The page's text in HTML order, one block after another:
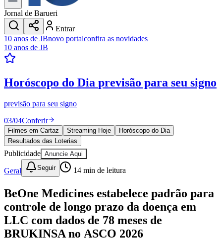
Dia a Dia & Lazer
Transportes
Gastronomia
Cinema & Shows
JogosNovo
Para Sua Empresa
Anuncie no Portal
Cadastrar Empresa
Divulgar Vagas
Publicidade Legal
Política
Eleições
Esportes
Saúde
Segurança
Cultura
Meio Ambiente
Obras
Educação
Bairros de Barueri
Selecione sua região Para notícias da sua região
Jornal de Barueri
Entrar
10 anos de JBnovo portalconfira as novidades
10 anos de JB
Horóscopo do Dia previsão para seu signo
previsão para seu signo
03/04Conferir
Filmes em Cartaz Streaming Hoje
Horóscopo do Dia
Resultados das Loterias
Publicidade Anuncie Aqui
Geral Seguir 14 min de leitura
BeOne Medicines estabelece padrão para
controle de longo prazo da doença em
LLC com dados de 78 meses de
BRUKINSA no ASCO 2026